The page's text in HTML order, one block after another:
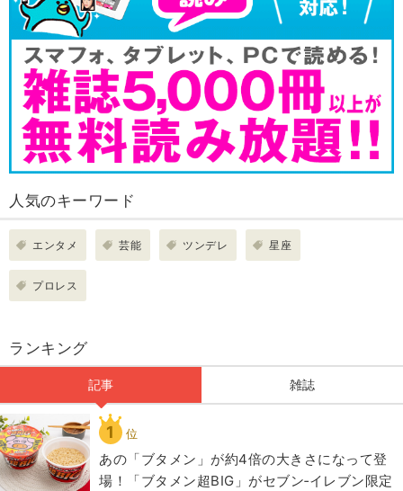
人気のキーワード
エンタメ 芸能 ツンデレ 星座
プロレス
ランキング
記事 雑誌
1 位
あの「ブタメン」が約4倍の大きさになって登
場！「ブタメン超BIG」がセブン‐イレブン限定